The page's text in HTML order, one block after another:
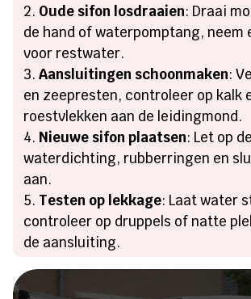
Oude sifon losdraaien: Draai
de hand of waterpomptang, neem
voor restwater.
Aansluitingen schoonmaken:
en zeepresten, controleer op kalk
roestvlekken aan de leidingmond.
Nieuwe sifon plaatsen: Let op de
waterdichting, rubberringen en
aan.
Testen op lekkage: Laat water
controleer op druppels of natte
de aansluiting.